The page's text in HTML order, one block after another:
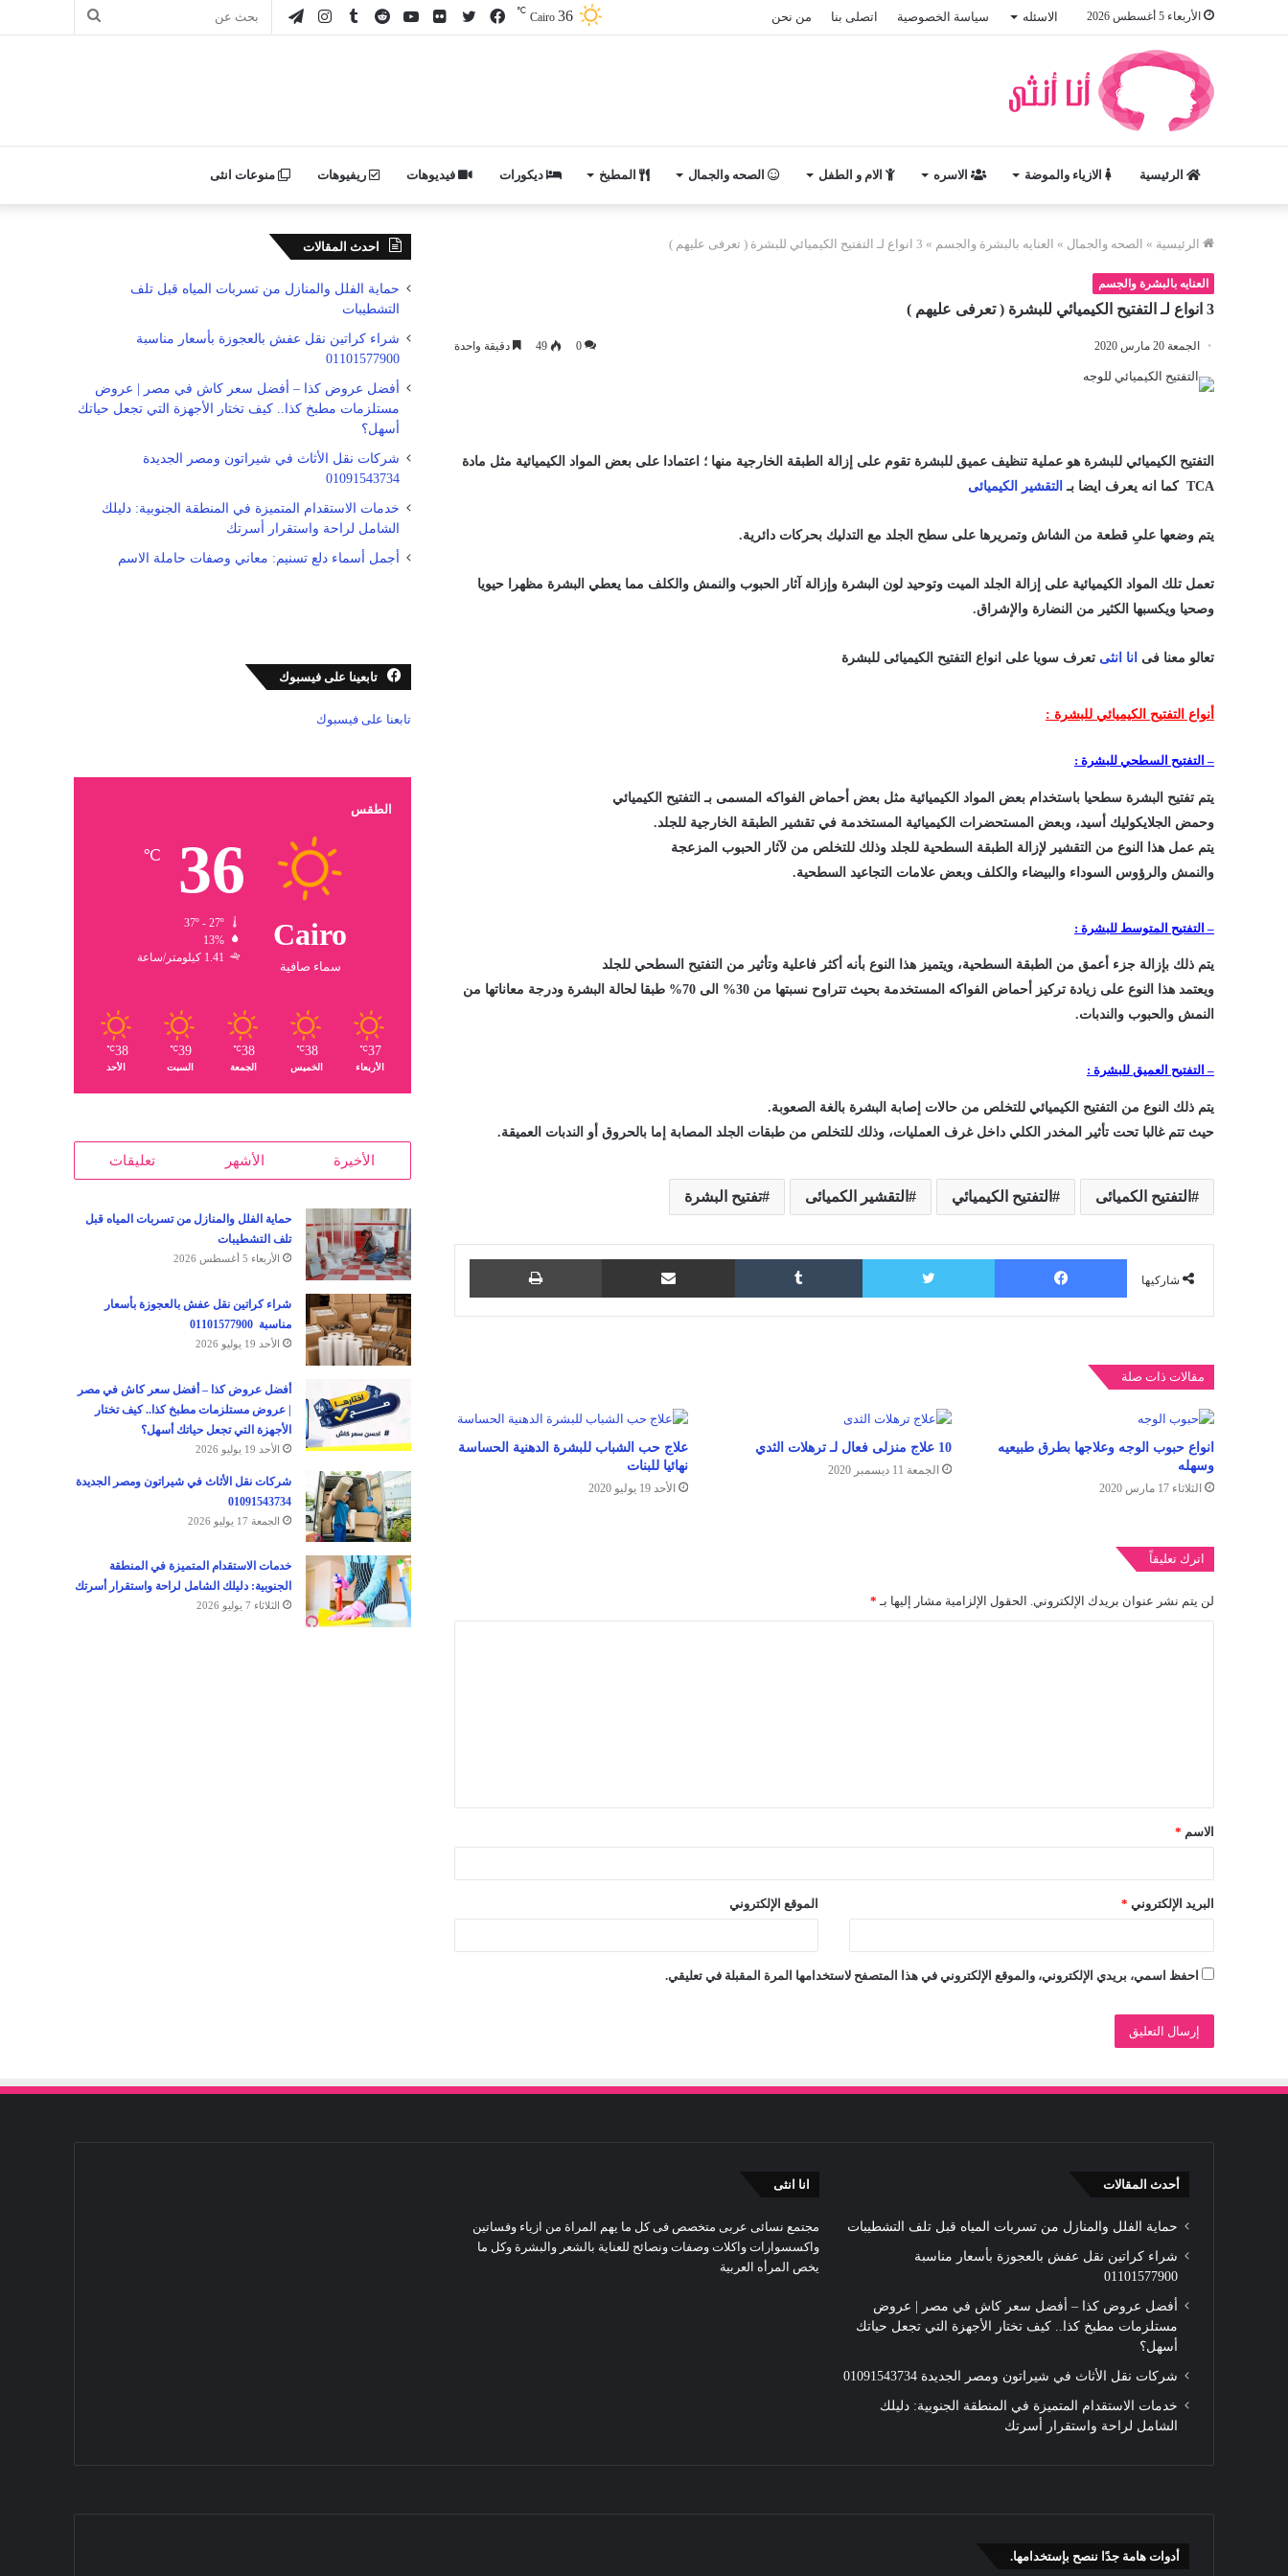
الأربعاء 5 أغسطس 2026 الاسئله سياسة الخصوصية اتصلى بنا من نحن بحث تيلقرامانستقرام يوتيوبصورتويتر
فيسبوك Cairo 36
℃
الرئيسية الازياء والموضة الاسره الام و الطفل الصحه والجمال المطبخ ديكورات فيديوهات ريفيوهات منوعات انثى
الرئيسية » الصحه والجمال » العنايه بالبشرة والجسم » 3 انواع لـ التفتيح الكيميائي للبشرة ( تعرفى عليهم )
العنايه بالبشرة والجسم
3 انواع لـ التفتيح الكيميائي للبشرة ( تعرفى عليهم )
الجمعة 20 مارس 2020 0
49 دقيقة واحدة
التفتيح الكيميائي للبشرة هو عملية تنظيف عميق للبشرة تقوم على إزالة الطبقة الخارجية منها ؛ اعتمادا على بعض المواد الكيميائية مثل مادة
TCA كما انه يعرف ايضا بـ
التقشير الكيميائى
يتم وضعها علىِ قطعة من الشاش وتمريرها على سطح الجلد مع التدليك بحركات دائرية.
تعمل تلك المواد الكيميائية على إزالة الجلد الميت وتوحيد لون البشرة وإزالة آثار الحبوب والنمش والكلف مما يعطي البشرة مظهرا حيويا
وصحيا ويكسبها الكثير من النضارة والإشراق.
تعالو معنا فى انا انثى تعرف سويا على انواع التفتيح الكيميائى للبشرة
أنواع التفتيح الكيميائي للبشرة :
– التفتيح السطحي للبشرة :
يتم تفتيح البشرة سطحيا باستخدام بعض المواد الكيميائية مثل بعض أحماض الفواكه المسمى بـ التفتيح الكيميائي
وحمض الجلايكوليك أسيد، وبعض المستحضرات الكيميائية المستخدمة في تقشير الطبقة الخارجية للجلد.
يتم عمل هذا النوع من التقشير لإزالة الطبقة السطحية للجلد وذلك للتخلص من لآثار الحبوب المزعجة
والنمش والرؤوس السوداء والبيضاء والكلف وبعض علامات التجاعيد السطحية.
– التفتيح المتوسط للبشرة :
يتم ذلك بإزالة جزء أعمق من الطبقة السطحية، ويتميز هذا النوع بأنه أكثر فاعلية وتأثير من التفتيح السطحي للجلد
ويعتمد هذا النوع على زيادة تركيز أحماض الفواكه المستخدمة بحيث تتراوح نسبتها من 30% الى 70% طبقا لحالة البشرة ودرجة معاناتها من
النمش والحبوب والندبات.
– التفتيح العميق للبشرة :
يتم ذلك النوع من التفتيح الكيميائي للتخلص من حالات إصابة البشرة بالغة الصعوبة.
حيث تتم غالبا تحت تأثير المخدر الكلي داخل غرف العمليات، وذلك للتخلص من طبقات الجلد المصابة إما بالحروق أو الندبات العميقة.
التفتيح الكميائى التفتيح الكيميائي التقشير الكميائى تفتيح البشرة
شاركيها
فيسبوك تويتر مشاركة عبر البريد طباعة
مقالات ذات صلة
انواع حبوب الوجه وعلاجها بطرق طبيعيه
وسهله
الثلاثاء 17 مارس 2020
10 علاج منزلى فعال لـ ترهلات الثدي
الجمعة 11 ديسمبر 2020
علاج حب الشباب للبشرة الدهنية الحساسة
نهائيا للبنات
الأحد 19 يوليو 2020
اترك تعليقاً
لن يتم نشر عنوان بريدك الإلكتروني. الحقول الإلزامية مشار إليها بـ *
ق
*
الاسم *
البريد الإلكتروني * الموقع الإلكتروني
احفظ اسمي، بريدي الإلكتروني، والموقع الإلكتروني في هذا المتصفح لاستخدامها المرة المقبلة في تعليقي.
احدث المقالات
حماية الفلل والمنازل من تسربات المياه قبل تلف
التشطيبات
شراء كراتين نقل عفش بالعجوزة بأسعار مناسبة
01101577900
أفضل عروض كذا – أفضل سعر كاش في مصر | عروض
مستلزمات مطبخ كذا.. كيف تختار الأجهزة التي تجعل حياتك
أسهل؟
شركات نقل الأثاث في شيراتون ومصر الجديدة
01091543734
خدمات الاستقدام المتميزة في المنطقة الجنوبية: دليلك
الشامل لراحة واستقرار أسرتك
أجمل أسماء دلع تسنيم: معاني وصفات حاملة الاسم
تابعينا على فيسبوك
تابعنا على فيسبوك
الطقس
Cairo
سماء صافية
36
℃
13%
1.41 كيلومتر/ساعة
37
℃
الأربعاء
38
℃
الخميس
38
℃
الجمعة
39
℃
السبت
38
℃
الأحد
الأخيرة الأشهر تعليقات
حماية الفلل والمنازل من تسربات المياه قبل
تلف التشطيبات
الأربعاء 5 أغسطس 2026
شراء كراتين نقل عفش بالعجوزة بأسعار
مناسبة 01101577900
الأحد 19 يوليو 2026
أفضل عروض كذا – أفضل سعر كاش في مصر
| عروض مستلزمات مطبخ كذا.. كيف تختار
الأجهزة التي تجعل حياتك أسهل؟
الأحد 19 يوليو 2026
شركات نقل الأثاث في شيراتون ومصر الجديدة
01091543734
الجمعة 17 يوليو 2026
خدمات الاستقدام المتميزة في المنطقة
الجنوبية: دليلك الشامل لراحة واستقرار أسرتك
الثلاثاء 7 يوليو 2026
أحدث المقالات
حماية الفلل والمنازل من تسربات المياه قبل تلف التشطيبات
شراء كراتين نقل عفش بالعجوزة بأسعار مناسبة
01101577900
أفضل عروض كذا – أفضل سعر كاش في مصر | عروض
مستلزمات مطبخ كذا.. كيف تختار الأجهزة التي تجعل حياتك
أسهل؟
شركات نقل الأثاث في شيراتون ومصر الجديدة 01091543734
خدمات الاستقدام المتميزة في المنطقة الجنوبية: دليلك
الشامل لراحة واستقرار أسرتك
انا انثى
مجتمع نسائى عربى متخصص فى كل ما يهم المراة من ازياء وفساتين
واكسسوارات واكلات وصفات ونصائح للعناية بالشعر والبشرة وكل ما
يخص المرأه العربية
أدوات هامة جدًا ننصح بإستخدامها.